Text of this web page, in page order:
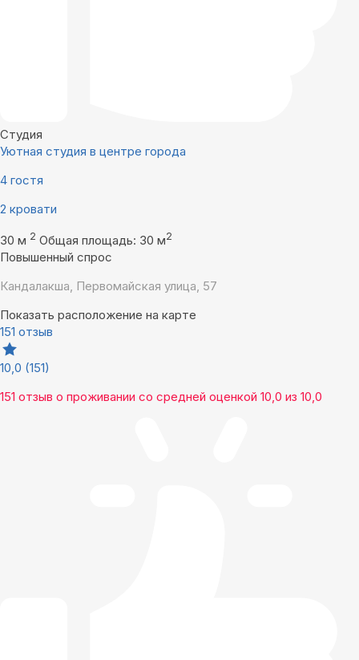
Студия
Уютная студия в центре города
4 гостя
2 кровати
30 м 2 Общая площадь: 30 м2
Повышенный спрос
Кандалакша, Первомайская улица, 57
Показать расположение на карте
151 отзыв
10,0 (151)
151 отзыв о проживании со средней оценкой 10,0 из 10,0